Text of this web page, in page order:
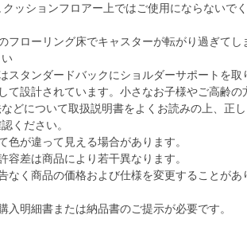
ッションフロアー上ではご使用にならないで
フローリング床でキャスターが転がり過ぎてし
スタンダードバックにショルダーサポートを取
て設計されています。小さなお子様やご高齢の
どについて取扱説明書をよくお読みの上、正
ください。
色が違って見える場合があります。
容差は商品により若干異なります。
なく商品の価格および仕様を変更することがあ
入明細書または納品書のご提示が必要です。